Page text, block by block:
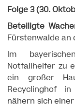
Folge 3 (30.
Beteiligte
Fürstenwalde an
Im
Notfallhelfer zu
ein großer
Recyclinghof
nähern sich